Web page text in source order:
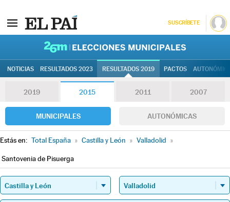
SUSCRÍBETE
NOTICIAS RESULTADOS 2023 RESULTADOS 2019 PACTOS
2019 2015 2011 2007
MUNICIPALES AUTONÓMICAS
Estás en: Total España » Castilla y León » Valladolid »
Santovenia de Pisuerga